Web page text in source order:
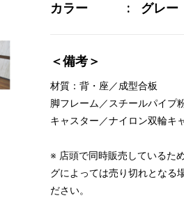
カラー グレー
＜備考＞
材質：背・座／成型合板
脚フレーム／スチールパイプ
キャスター／ナイロン双輪キ
※ 店頭で同時販売しているた
グによっては売り切れとなる
ださい。